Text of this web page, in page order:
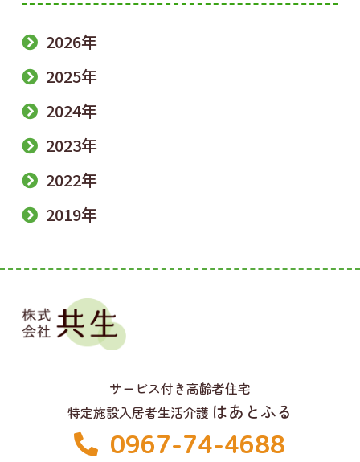
2026年
2025年
2024年
2023年
2022年
2019年
サービス付き高齢者住宅
特定施設入居者生活介護 はあとふる
0967-74-4688